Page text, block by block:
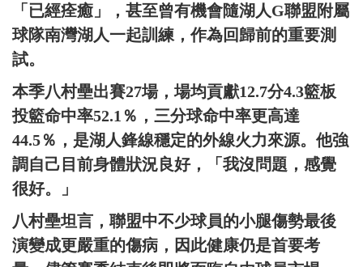
「已經痊癒」，甚至曾有機會隨湖人G聯盟附屬
球隊南灣湖人一起訓練，作為回歸前的重要測
試。
本季八村壘出賽27場，場均貢獻12.7分4.3籃板
投籃命中率52.1％，三分球命中率更高達
44.5％，是湖人鋒線穩定的外線火力來源。他強
調自己目前身體狀況良好，「我沒問題，感覺
很好。」
八村壘坦言，聯盟中不少球員的小腿傷勢最後
演變成更嚴重的傷病，因此健康仍是首要考